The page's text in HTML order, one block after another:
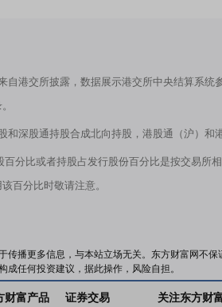
自港交所披露，数据展示港交所中央结算系
和深股通持股合成北向持股，港股通（沪）和
百分比或者持股占发行股份百分比是按交易所
百分比时敬请注意。
传播更多信息，与本站立场无关。东方财富网不
任何投资建议，据此操作，风险自担。
财富产品 证券交易 关注东方财